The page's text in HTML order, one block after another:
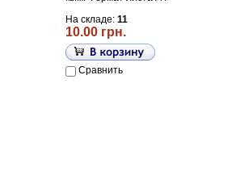
На складе: 11
10.00 грн.
Сравнить